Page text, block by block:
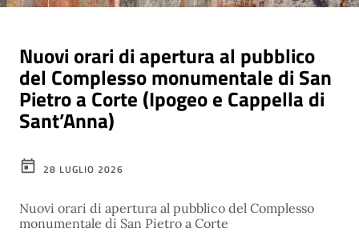
Nuovi orari di apertura al pubblico
del Complesso monumentale di San
Pietro a Corte (Ipogeo e Cappella di
Sant’Anna)
28 LUGLIO 2026
Nuovi orari di apertura al pubblico del Complesso
monumentale di San Pietro a Corte